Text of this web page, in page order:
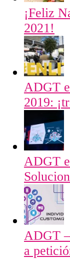
¡Feliz
2021!
ADGT
2019:
ADGT
ADGT
a